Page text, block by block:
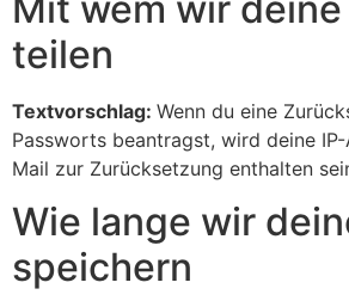
teilen
Textvorschlag: Wenn du eine
Passworts beantragst, wird deine
Mail zur Zurücksetzung enthalten
Wie lange wir
speichern